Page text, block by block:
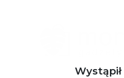
Wystąpił